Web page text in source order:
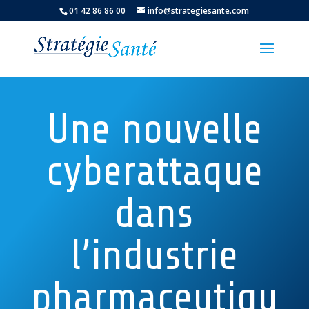
01 42 86 86 00 info@strategiesante.com
Une nouvelle
cyberattaque
dans
l’industrie
pharmaceutiqu